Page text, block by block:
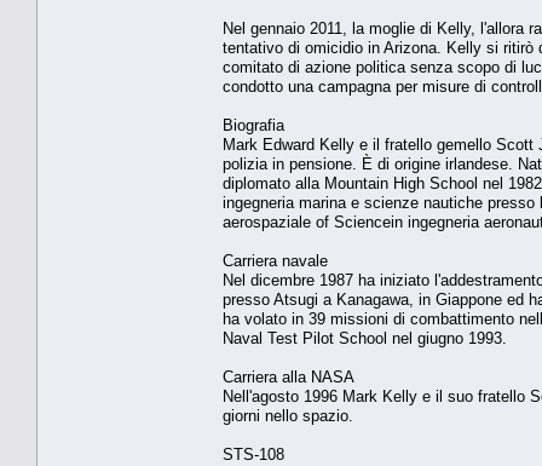
Nel gennaio 2011, la moglie di Kelly, l'allora
tentativo di omicidio in Arizona. Kelly si ritirò
comitato di azione politica senza scopo di
condotto una campagna per misure di
Biografia
Mark Edward Kelly e il fratello gemello
polizia in pensione. È di origine irlandese.
diplomato alla Mountain High School nel
ingegneria marina e scienze nautiche
aerospaziale of Sciencein ingegneria
Carriera navale
Nel dicembre 1987 ha iniziato
presso Atsugi a Kanagawa, in Giappone ed
ha volato in 39 missioni di combattimento
Naval Test Pilot School nel giugno 1993.
Carriera alla NASA
Nell'agosto 1996 Mark Kelly e il suo fratello
giorni nello spazio.
STS-108